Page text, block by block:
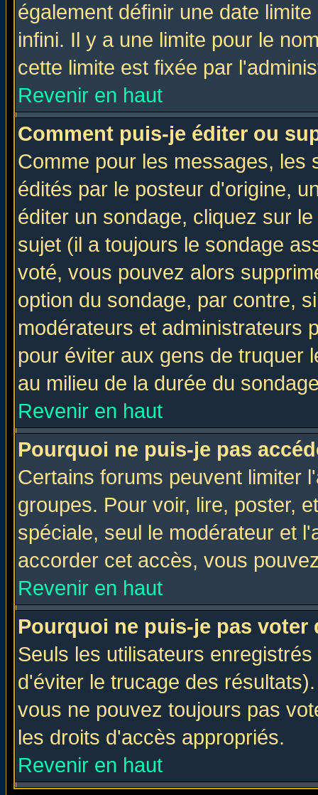
également définir une date
infini. Il y a une limite pour le
cette limite est fixée par
Revenir en haut
Comment puis-je éditer ou
Comme pour les messages, les
édités par le posteur d'origine,
éditer un sondage, cliquez sur
sujet (il a toujours le sondage
voté, vous pouvez alors
option du sondage, par contre,
modérateurs et administrateurs
pour éviter aux gens de truquer
au milieu de la durée du
Revenir en haut
Pourquoi ne puis-je pas
Certains forums peuvent limiter
groupes. Pour voir, lire, poster,
spéciale, seul le modérateur et
accorder cet accès, vous
Revenir en haut
Pourquoi ne puis-je pas voter
Seuls les utilisateurs
d'éviter le trucage des
vous ne pouvez toujours pas
les droits d'accès appropriés.
Revenir en haut